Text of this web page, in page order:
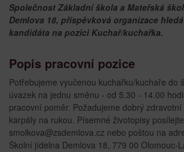
Společnost Základní škola a Mateřská
Demlova 18, příspěvková organizace
kandidáta na pozici Kuchař/kuchařka.
Popis pracovní pozice
Potřebujeme vyučenou kuchařku/kuchaře do
úvazek na jednu směnu - od 5.30 - 14.00
pracovní poměr. Požadujeme dobrý zdravotní
karpály na rukou. Písemné životopisy
smolkova@zsdemlova.cz nebo poštou na
Školní jídelna Demlova 18, 779 00 Olomouc-